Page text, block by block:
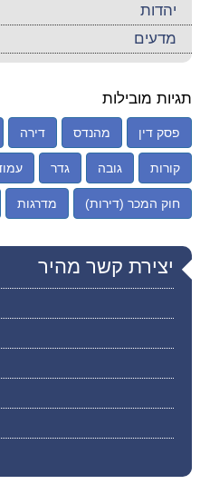
יהדות
מדעים
תגיות מובילות
פסק דין מהנדס דירה
קורות גובה גדר
חוק המכר (דירות) מדרגות
יצירת קשר מהיר